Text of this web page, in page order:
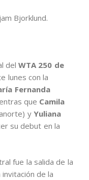
Bjorklund.
delWTA 250 de
lunes con la
Fernanda
que Camila
y Yuliana
su debut en la
fue la salida de la
de la